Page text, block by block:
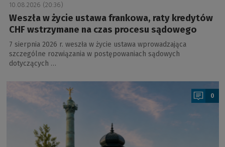
10.08.2026 (20:36)
Weszła w życie ustawa frankowa, raty kredytów
CHF wstrzymane na czas procesu sądowego
7 sierpnia 2026 r. weszła w życie ustawa wprowadzająca
szczególne rozwiązania w postępowaniach sądowych
dotyczących …
0